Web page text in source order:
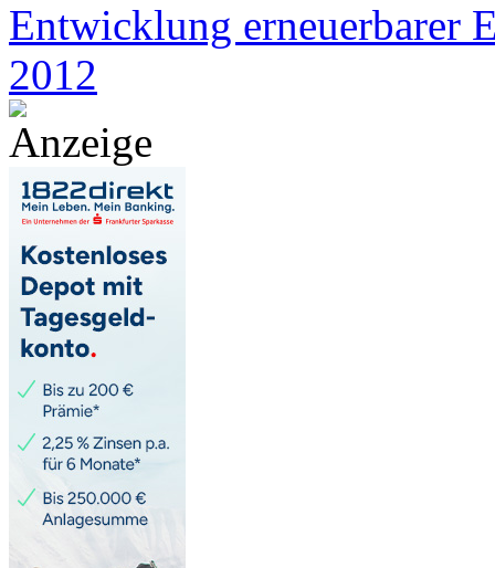
Entwicklung erneuerbarer
2012
Anzeige